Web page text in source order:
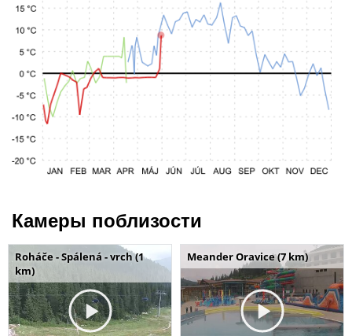
Камеры поблизости
Roháče - Spálená - vrch (1
km)
Meander Oravice (7 km)